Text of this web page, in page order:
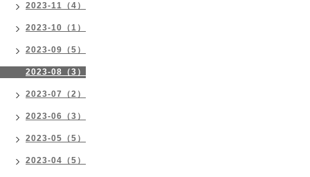
2023-11（4）
2023-10（1）
2023-09（5）
2023-08（3）
2023-07（2）
2023-06（3）
2023-05（5）
2023-04（5）